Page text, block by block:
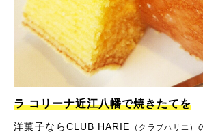
ラ コリーナ近江八幡で焼きたてを
洋菓子ならCLUB HARIE （クラブハリエ）